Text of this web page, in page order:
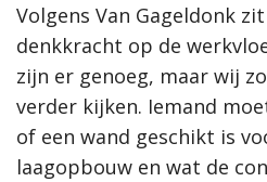
Volgens Van Gageldonk
denkkracht op de
zijn er genoeg, maar wij
verder kijken. Iemand
of een wand geschikt is
laagopbouw en wat de